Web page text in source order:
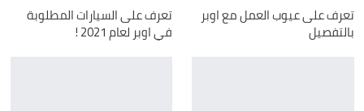
تعرف على عيوب العمل مع اوبر
بالتفصيل
تعرف على السيارات المطلوبة
في اوبر لعام 2021 !